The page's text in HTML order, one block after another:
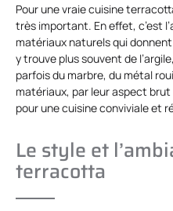
Pour une vraie cuisine
très important. En effet, c’est
matériaux naturels qui
y trouve plus souvent de
parfois du marbre, du métal
matériaux, par leur aspect
pour une cuisine conviviale et
Le style et
terracotta